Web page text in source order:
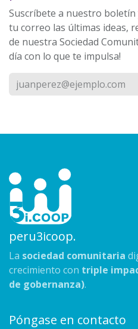
Suscríbete a nuestro
tu correo las últimas ideas,
de nuestra Sociedad
día con lo que te impulsa!
peru3icoop.
La sociedad comunitaria
crecimiento con triple
de gobernanza).
Póngase en contacto